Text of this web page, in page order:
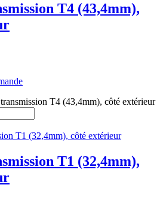
T4 (43,4mm),
T4 (43,4mm), côté extérieur
T1 (32,4mm),